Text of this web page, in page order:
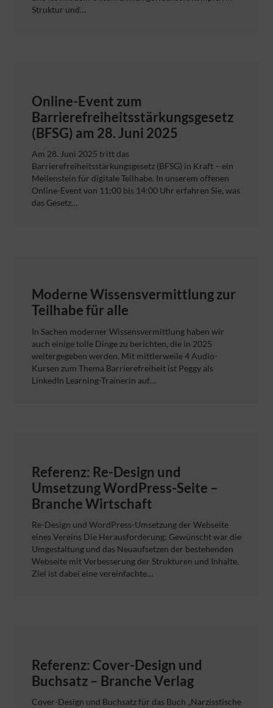
Struktur und…
Online-Event zum
Barrierefreiheitsstärkungsgesetz
(BFSG) am 28. Juni 2025
Am 28. Juni 2025 tritt das
Barrierefreiheitsstärkungsgesetz (BFSG) in Kraft – ein
Meilenstein für digitale Teilhabe. In unserem offenen
Online-Event von 11:00 bis 14:00 Uhr erfahren Sie, was
das Gesetz…
Moderne Wissensvermittlung zur
Teilhabe für alle
In Sachen moderner Wissensvermittlung haben wir
auch einige tolle Dinge zu berichten, die in 2025
weitergegeben werden. Mit mittlerweile 4 Audio-
Kursen zum Thema Barrierefreiheit ist Peggy als
LinkedIn Learning-Trainerin auf…
Referenz: Re-Design und
Umsetzung WordPress-Seite –
Branche Wirtschaft
Re-Design und WordPress-Umsetzung der Webseite
eines Vereins Die Herausforderung: Gewünscht war die
Umgestaltung und das Neuaufsetzen der bestehenden
Webseite mit Verbesserung der Strukturen und Inhalte.
Ziel ist dabei eine vereinfachte…
Referenz: Cover-Design und
Buchsatz – Branche Verlag
Cover-Design und Buchsatz für das Buch „Narzisstische